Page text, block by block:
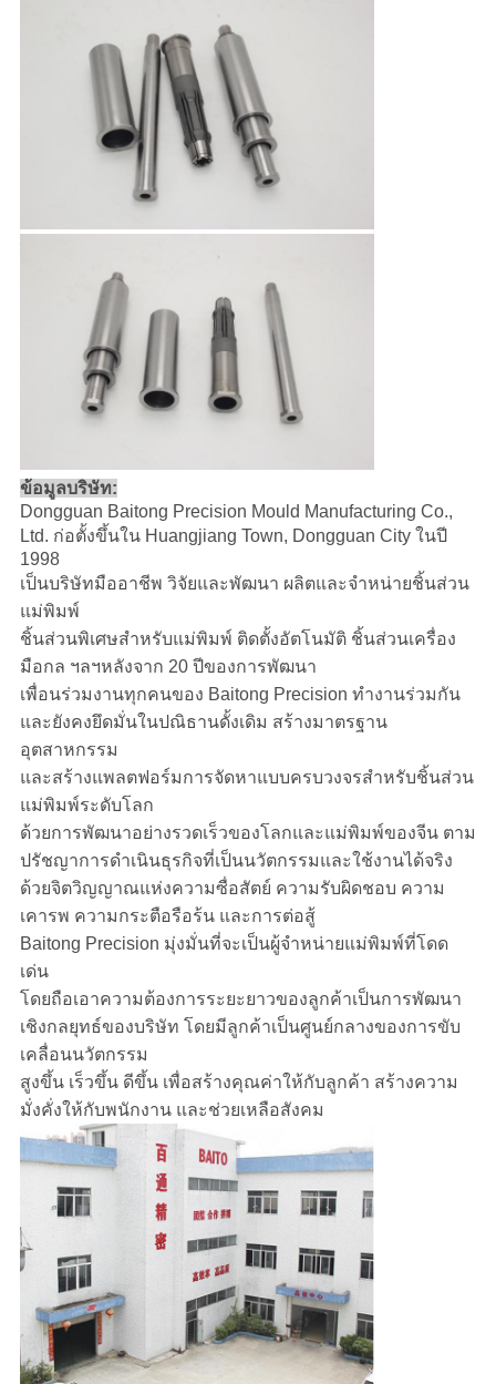
ข้อมูลบริษัท:
Dongguan Baitong Precision Mould Manufacturing Co.,
Ltd. ก่อตั้งขึ้นใน Huangjiang Town, Dongguan City ในปี
1998
เป็นบริษัทมืออาชีพ วิจัยและพัฒนา ผลิตและจำหน่ายชิ้นส่วน
แม่พิมพ์
ชิ้นส่วนพิเศษสำหรับแม่พิมพ์ ติดตั้งอัตโนมัติ ชิ้นส่วนเครื่อง
มือกล ฯลฯหลังจาก 20 ปีของการพัฒนา
เพื่อนร่วมงานทุกคนของ Baitong Precision ทำงานร่วมกัน
และยังคงยึดมั่นในปณิธานดั้งเดิม สร้างมาตรฐาน
อุตสาหกรรม
และสร้างแพลตฟอร์มการจัดหาแบบครบวงจรสำหรับชิ้นส่วน
แม่พิมพ์ระดับโลก
ด้วยการพัฒนาอย่างรวดเร็วของโลกและแม่พิมพ์ของจีน ตาม
ปรัชญาการดำเนินธุรกิจที่เป็นนวัตกรรมและใช้งานได้จริง
ด้วยจิตวิญญาณแห่งความซื่อสัตย์ ความรับผิดชอบ ความ
เคารพ ความกระตือรือร้น และการต่อสู้
Baitong Precision มุ่งมั่นที่จะเป็นผู้จำหน่ายแม่พิมพ์ที่โดด
เด่น
โดยถือเอาความต้องการระยะยาวของลูกค้าเป็นการพัฒนา
เชิงกลยุทธ์ของบริษัท โดยมีลูกค้าเป็นศูนย์กลางของการขับ
เคลื่อนนวัตกรรม
สูงขึ้น เร็วขึ้น ดีขึ้น เพื่อสร้างคุณค่าให้กับลูกค้า สร้างความ
มั่งคั่งให้กับพนักงาน และช่วยเหลือสังคม